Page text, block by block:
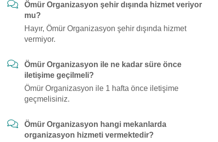
Ömür Organizasyon şehir dışında hizmet veriyor
mu?
Hayır, Ömür Organizasyon şehir dışında hizmet
vermiyor.
Ömür Organizasyon ile ne kadar süre önce
iletişime geçilmeli?
Ömür Organizasyon ile 1 hafta önce iletişime
geçmelisiniz.
Ömür Organizasyon hangi mekanlarda
organizasyon hizmeti vermektedir?